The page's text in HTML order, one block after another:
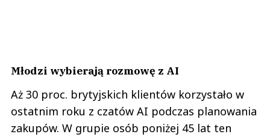
Młodzi wybierają rozmowę z AI
Aż 30 proc. brytyjskich klientów korzystało w
ostatnim roku z czatów AI podczas planowania
zakupów. W grupie osób poniżej 45 lat ten